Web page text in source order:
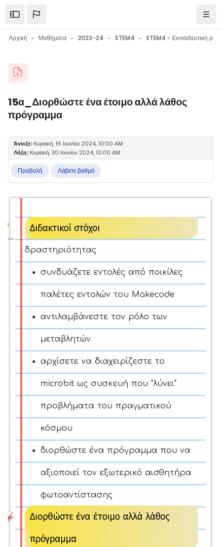
Open the sidebar
Αρχική Μαθήματα 2023-24 STEM4
Μπλοκ
15α_Διορθώστε ένα έτοιμο αλλά λάθος
πρόγραμμα
Μπλοκ
Απαιτήσεις ολοκλήρωσης
Άνοιξε: Κυριακή, 16 Ιουνίου 2024, 10:00 AM
Λήξη: Κυριακή, 30 Ιουνίου 2024, 10:00 AM
Προβολή Λάβετε βαθμό
Διδακτικοί στόχοι
δραστηριότητας
συνδυάζετε εντολές από ποικίλες
παλέτες εντολών του Makecode
αντιλαμβάνεστε τον ρόλο των
μεταβλητών
αρχίσετε να διαχειρίζεστε το
microbit ως συσκευή που "λύνει"
προβλήματα του πραγματικού
κόσμου
διορθώστε ένα πρόγραμμα που να
αξιοποιεί τον εξωτερικό αισθητήρα
φωτοαντίστασης
Διορθώστε ένα έτοιμο αλλά λάθος
πρόγραμμα